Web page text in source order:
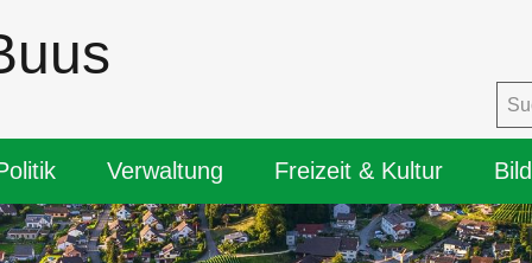
Verwaltung Freizeit & Kultur